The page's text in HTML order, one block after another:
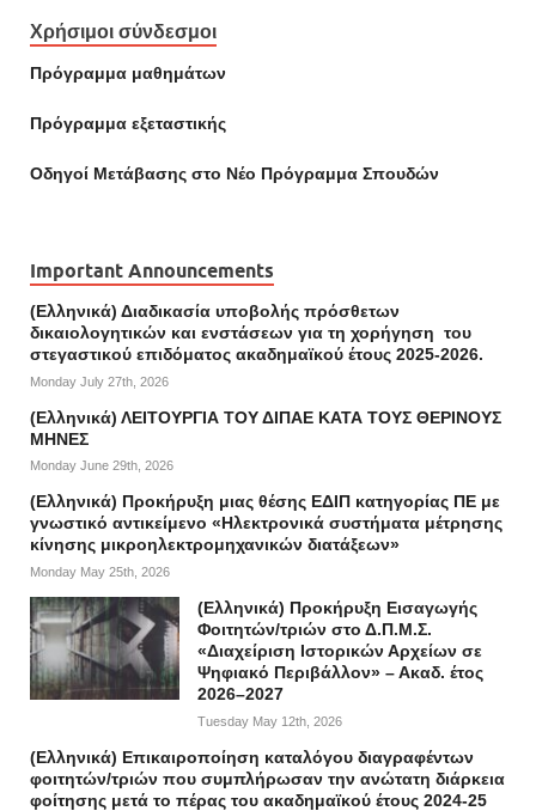
Χρήσιμοι σύνδεσμοι
Πρόγραμμα μαθημάτων
Πρόγραμμα εξεταστικής
Οδηγοί Mετάβασης στο Νέο Πρόγραμμα Σπουδών
Important Announcements
(Ελληνικά) Διαδικασία υποβολής πρόσθετων
δικαιολογητικών και ενστάσεων για τη χορήγηση του
στεγαστικού επιδόματος ακαδημαϊκού έτους 2025-2026.
Monday July 27th, 2026
(Ελληνικά) ΛΕΙΤΟΥΡΓΙΑ ΤΟΥ ΔΙΠΑΕ ΚΑΤΑ ΤΟΥΣ ΘΕΡΙΝΟΥΣ
ΜΗΝΕΣ
Monday June 29th, 2026
(Ελληνικά) Προκήρυξη μιας θέσης ΕΔΙΠ κατηγορίας ΠΕ με
γνωστικό αντικείμενο «Ηλεκτρονικά συστήματα μέτρησης
κίνησης μικροηλεκτρομηχανικών διατάξεων»
Monday May 25th, 2026
(Ελληνικά) Προκήρυξη Εισαγωγής
Φοιτητών/τριών στο Δ.Π.Μ.Σ.
«Διαχείριση Ιστορικών Αρχείων σε
Ψηφιακό Περιβάλλον» – Ακαδ. έτος
2026–2027
Tuesday May 12th, 2026
(Ελληνικά) Επικαιροποίηση καταλόγου διαγραφέντων
φοιτητών/τριών που συμπλήρωσαν την ανώτατη διάρκεια
φοίτησης μετά το πέρας του ακαδημαϊκού έτους 2024-25